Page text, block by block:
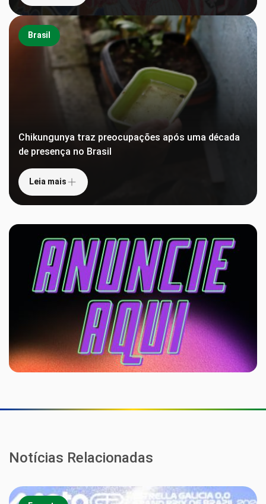
Brasil
Chikungunya traz preocupações após uma década
de presença no Brasil
Leia mais
Notícias Relacionadas